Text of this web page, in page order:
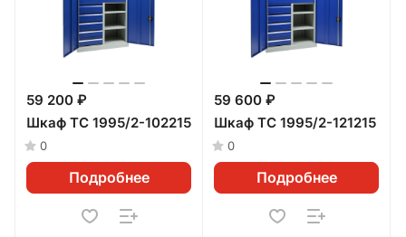
59 200 ₽
Шкаф ТС 1995/2-102215
0
Подробнее
59 600 ₽
Шкаф ТС 1995/2-121215
0
Подробнее